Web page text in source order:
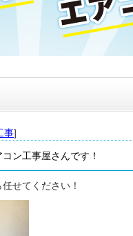
事]
ン工事屋さんです！
せてください！